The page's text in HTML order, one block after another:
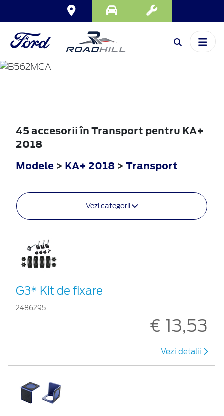
KA+
45 accesorii în Transport pentru KA+
2018
Modele > KA+ 2018 > Transport
Vezi categorii
G3* Kit de fixare
2486295
€ 13,53
Vezi detalii